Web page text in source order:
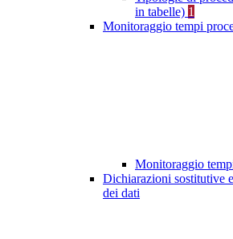
in tabelle) 1
Monitoraggio tempi
Monitoraggio
Dichiarazioni sostitutive
dei dati